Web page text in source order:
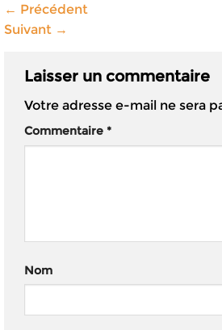
← Précédent
Suivant →
Laisser un commentaire
Votre adresse e-mail ne sera
Commentaire *
Nom